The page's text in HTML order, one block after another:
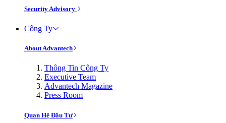
Security Advisory
Công Ty
About Advantech
Thông Tin Công Ty
Executive Team
Advantech Magazine
Press Room
Quan Hệ Đầu Tư